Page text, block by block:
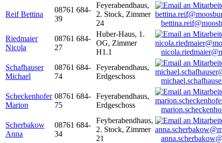
Reif Bettina
08761 684-
39
Feyerabendhaus,
2. Stock, Zimmer
24
Riedmaier
Nicola
08761 684-
27
Huber-Haus, 1.
OG, Zimmer
H1.1
Schafhauser
Michael
08761 684-
74
Feyerabendhaus,
Erdgeschoss
Scheckenhofer
Marion
08761 684-
75
Feyerabendhaus,
Erdgeschoss
Scherbakow
Anna
08761 684-
34
Feyberabendhaus,
2. Stock, Zimmer
21